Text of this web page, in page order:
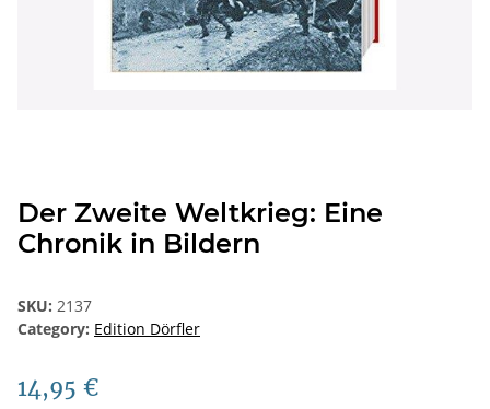
Der Zweite Weltkrieg: Eine
Chronik in Bildern
SKU: 2137
Category: Edition Dörfler
14,95 €